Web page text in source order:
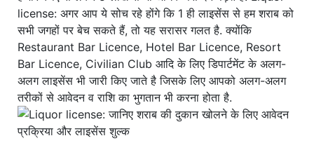
license: अगर आप ये सोच रहे होंगे कि 1 ही लाइसेंस से हम शराब को
सभी जगहों पर बेच सकते हैं, तो यह सरासर गलत है. क्योंकि
Restaurant Bar Licence, Hotel Bar Licence, Resort
Bar Licence, Civilian Club आदि के लिए डिपार्टमेंट के अलग-
अलग लाइसेंस भी जारी किए जाते है जिसके लिए आपको अलग-अलग
तरीकों से आवेदन व राशि का भुगतान भी करना होता है.